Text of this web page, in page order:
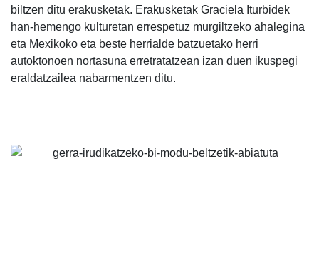
biltzen ditu erakusketak. Erakusketak Graciela Iturbidek
han-hemengo kulturetan errespetuz murgiltzeko ahalegina
eta Mexikoko eta beste herrialde batzuetako herri
autoktonoen nortasuna erretratatzean izan duen ikuspegi
eraldatzailea nabarmentzen ditu.